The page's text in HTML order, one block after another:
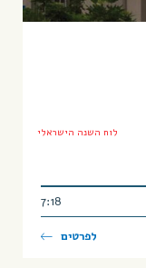
לוח השנה הישראלי
7:18
לפרטים